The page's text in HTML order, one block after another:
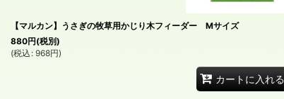
【マルカン】うさぎの牧草用かじり木フィーダー Mサイズ
880円(税別)
(税込 : 968円)
カートに入れる